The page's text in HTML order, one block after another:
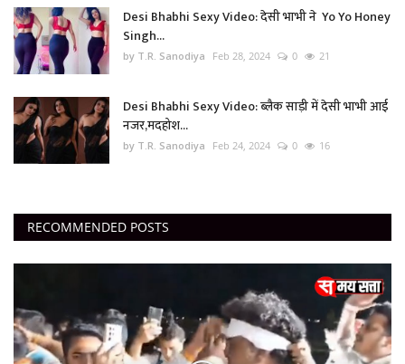
Desi Bhabhi Sexy Video: देसी भाभी ने Yo Yo Honey
Singh...
by T.R. Sanodiya Feb 28, 2024 0 21
Desi Bhabhi Sexy Video: ब्लैक साड़ी में देसी भाभी आई
नजर,मदहोश...
by T.R. Sanodiya Feb 24, 2024 0 16
RECOMMENDED POSTS